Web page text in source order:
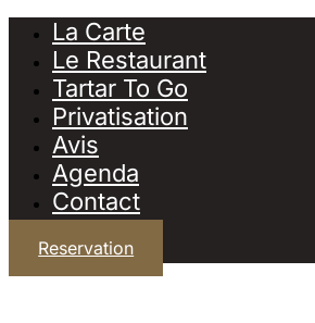
La Carte
Le Restaurant
Tartar To Go
Privatisation
Avis
Agenda
Contact
Reservation